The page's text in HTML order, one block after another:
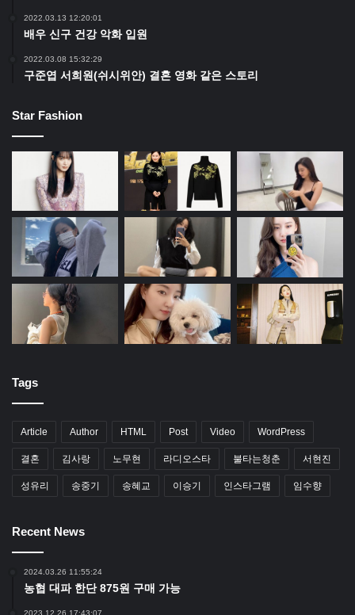
2022.03.13 12:20:01
배우 신구 건강 악화 입원
2022.03.08 15:32:29
구준엽 서희원(쉬시위안) 결혼 영화 같은 스토리
Star Fashion
Tags
Article Author HTML Post Video WordPress
결혼 김사랑 노무현 라디오스타 불타는청춘 서현진
성유리 송중기 송혜교 이승기 인스타그램 임수향
Recent News
2024.03.26 11:55:24
농협 대파 한단 875원 구매 가능
2023.12.26 17:43:07